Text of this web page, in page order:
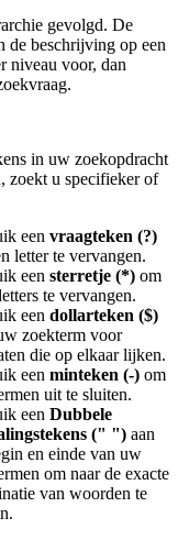
gevolgd. De
de beschrijving op een
niveau voor, dan
in uw zoekopdracht
zoekt u specifieker of
een vraagteken (?)
letter te vervangen.
een sterretje (*) om
te vervangen.
een dollarteken ($)
zoekterm voor
die op elkaar lijken.
een minteken (-) om
uit te sluiten.
een Dubbele
(" ") aan
en einde van uw
om naar de exacte
van woorden te